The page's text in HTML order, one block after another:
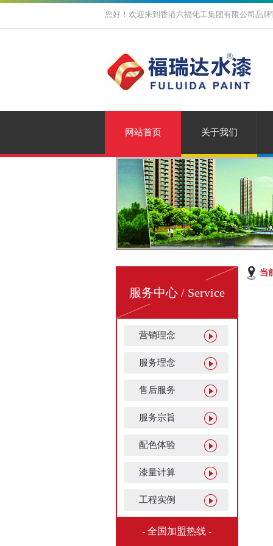
您好！欢迎来到香港六福化工集团有限公司品牌
网站首页 关于我们
服务中心 / Service
营销理念
服务理念
售后服务
服务宗旨
配色体验
漆量计算
工程实例
- 全国加盟热线 -
当